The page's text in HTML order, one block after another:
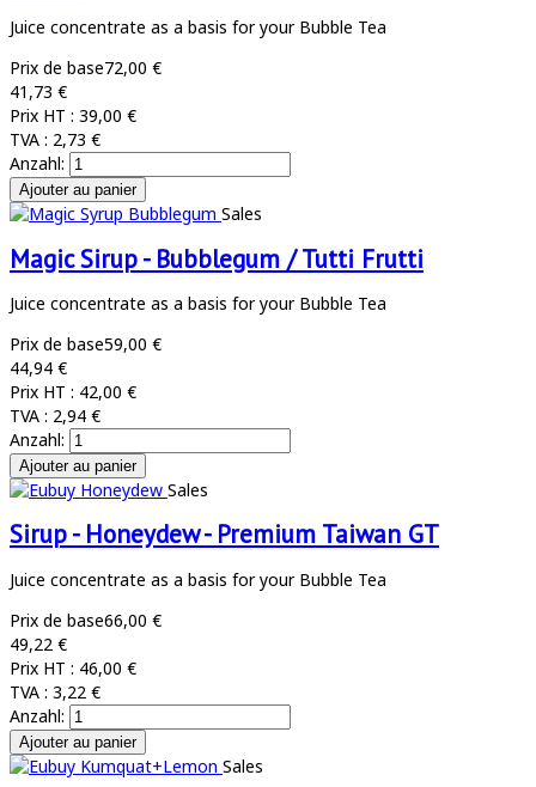
Juice concentrate as a basis for your Bubble Tea
Prix de base72,00 €
41,73 €
Prix HT : 39,00 €
TVA : 2,73 €
Anzahl:
Sales
Magic Sirup - Bubblegum / Tutti Frutti
Juice concentrate as a basis for your Bubble Tea
Prix de base59,00 €
44,94 €
Prix HT : 42,00 €
TVA : 2,94 €
Anzahl:
Sales
Sirup - Honeydew - Premium Taiwan GT
Juice concentrate as a basis for your Bubble Tea
Prix de base66,00 €
49,22 €
Prix HT : 46,00 €
TVA : 3,22 €
Anzahl:
Sales